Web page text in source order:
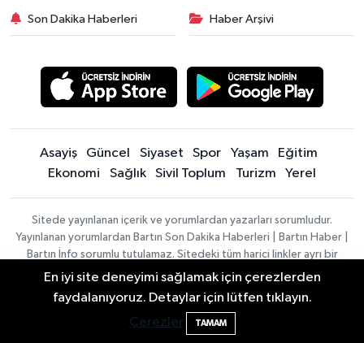
Son Dakika Haberleri Haber Arşivi
Asayiş Güncel Siyaset Spor Yaşam
Eğitim
Ekonomi
Sağlık Sivil Toplum Turizm Yerel
Sitede yayınlanan içerik ve yorumlardan yazarları sorumludur.
Yayınlanan yorumlardan Bartın Son Dakika Haberleri | Bartın Haber |
Bartın İnfo sorumlu tutulamaz. Sitedeki tüm harici linkler ayrı bir
sayfada açılır. Sitemizde yayınlanan haber, köşe yazıları ve
ortamda kullanılamaz ve yayınlanamaz
En iyi site deneyimi sağlamak için çerezlerden
faydalanıyoruz. Detaylar için lütfen tıklayın.
Çerezler
TAMAM
Elektrik arızasını onanırken akıma kapılan